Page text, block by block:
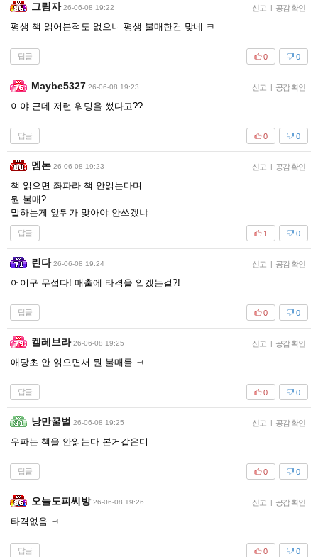
그림자 26-06-08 19:22 신고 | 공감 확인
평생 책 읽어본적도 없으니 평생 불매한건 맞네 ㅋ
답글 0
0
Maybe5327 26-06-08 19:23 신고 | 공감 확인
이야 근데 저런 워딩을 썼다고??
답글 0
0
멤논 26-06-08 19:23 신고 | 공감 확인
책 읽으면 좌파라 책 안읽는다며
뭔 불매?
말하는게 앞뒤가 맞아야 안쓰겠냐
답글 0
1
린다 26-06-08 19:24 신고 | 공감 확인
어이구 무섭다! 매출에 타격을 입겠는걸?!
답글 0
0
켈레브라 26-06-08 19:25 신고 | 공감 확인
애당초 안 읽으면서 뭔 불매를 ㅋ
답글 0
0
낭만꿀벌 26-06-08 19:25 신고 | 공감 확인
우파는 책을 안읽는다 본거같은디
답글 0
0
오늘도피씨방 26-06-08 19:26 신고 | 공감 확인
타격없음 ㅋ
답글 0
0